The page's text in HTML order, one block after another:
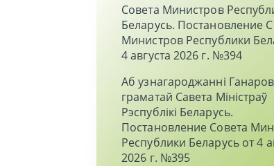
Совета Министров
Беларусь. Постановление
Министров Республики
4 августа 2026 г. №394
Аб узнагароджаннi
граматай Савета Мiнiстраў
Рэспублiкi Беларусь.
Постановление Совета
Республики Беларусь от 4
2026 г. №395